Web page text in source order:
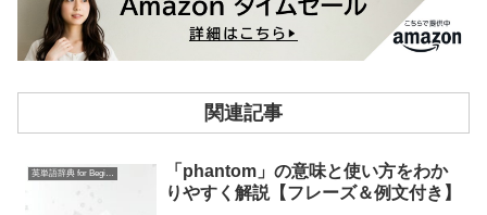
関連記事
英単語辞典 for Beginners
「phantom」の意味と使い方をわか
りやすく解説【フレーズ＆例文付き】